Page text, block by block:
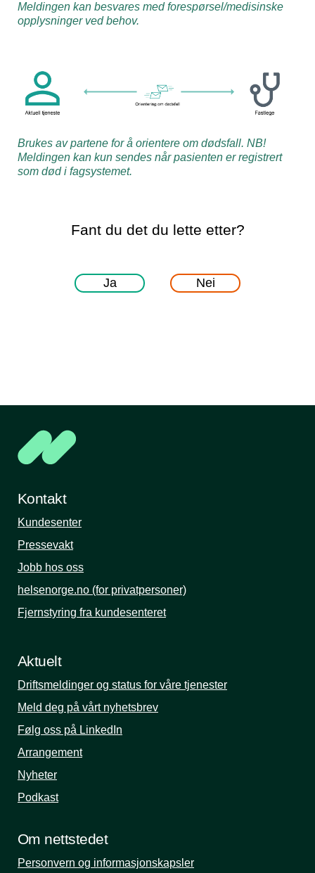
Meldingen kan besvares med forespørsel/medisinske
opplysninger ved behov.
Brukes av partene for å orientere om dødsfall. NB!
Meldingen kan kun sendes når pasienten er registrert
som død i fagsystemet.
Fant du det du lette etter?
Ja Nei
Kontakt
Kundesenter
Pressevakt
Jobb hos oss
helsenorge.no (for privatpersoner)
Fjernstyring fra kundesenteret
Aktuelt
Driftsmeldinger og status for våre tjenester
Meld deg på vårt nyhetsbrev
Følg oss på LinkedIn
Arrangement
Nyheter
Podkast
Om nettstedet
Personvern og informasjonskapsler